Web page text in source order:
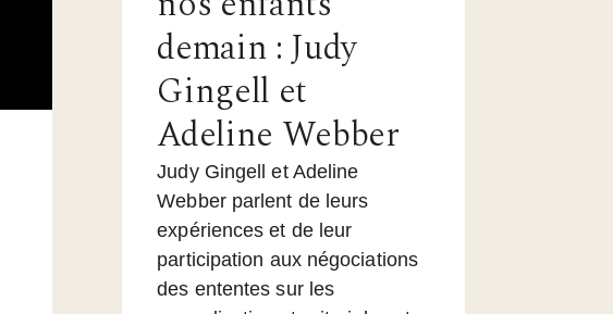
demain : Judy
Gingell et
Adeline Webber
Judy Gingell et Adeline
Webber parlent de leurs
expériences et de leur
participation aux négociations
des ententes sur les